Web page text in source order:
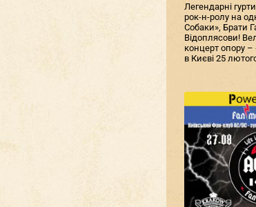
Легендарні
рок-н-ролу на
Собаки», Брати
Відоплясови!
концерт опору
в Києві 25